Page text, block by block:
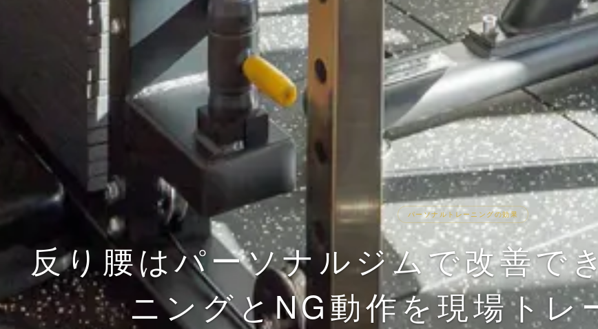
パーソナルトレーニングの効果
反り腰はパーソナルジムで改善で
ニングとNG動作を現場トレ